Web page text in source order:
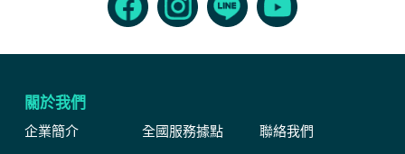
關於我們
企業簡介 全國服務據點 聯絡我們